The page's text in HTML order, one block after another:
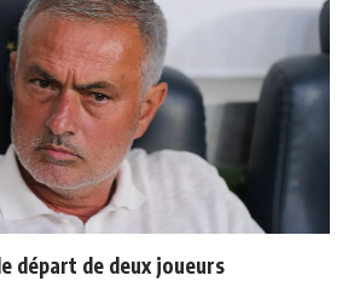
départ de deux joueurs